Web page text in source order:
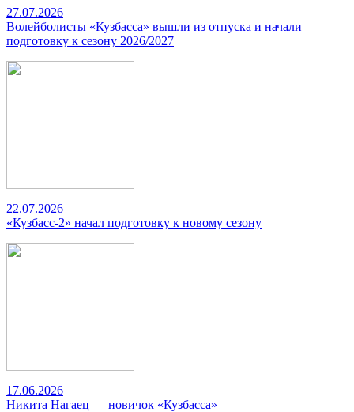
27.07.2026
Волейболисты «Кузбасса» вышли из отпуска и начали
подготовку к сезону 2026/2027
22.07.2026
«Кузбасс-2» начал подготовку к новому сезону
17.06.2026
Никита Нагаец — новичок «Кузбасса»